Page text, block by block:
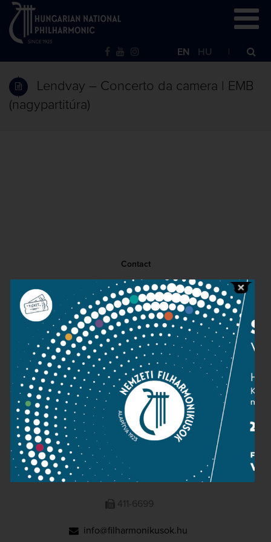
EN HU
Lendvay – Concerto da camera | EMB
(nagypartitúra)
Contact
Public information
Press room
Terms and privacy
Imprint
NATIONAL PHILHARMONIC
1095 Budapest, Komor Marcell u. 1. (Müpa)
411-6600
411-6699
info@filharmonikusok.hu